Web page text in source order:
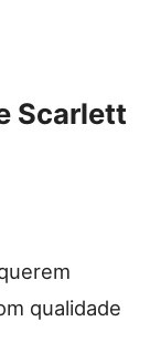
Scarlett
qualidade